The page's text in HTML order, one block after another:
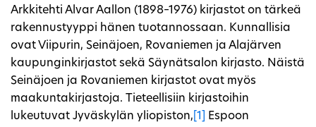
Arkkitehti Alvar Aallon (1898–1976) kirjastot on tärkeä
rakennustyyppi hänen tuotannossaan. Kunnallisia
ovat Viipurin, Seinäjoen, Rovaniemen ja Alajärven
kaupunginkirjastot sekä Säynätsalon kirjasto. Näistä
Seinäjoen ja Rovaniemen kirjastot ovat myös
maakuntakirjastoja. Tieteellisiin kirjastoihin
lukeutuvat Jyväskylän yliopiston, [1]
Espoon